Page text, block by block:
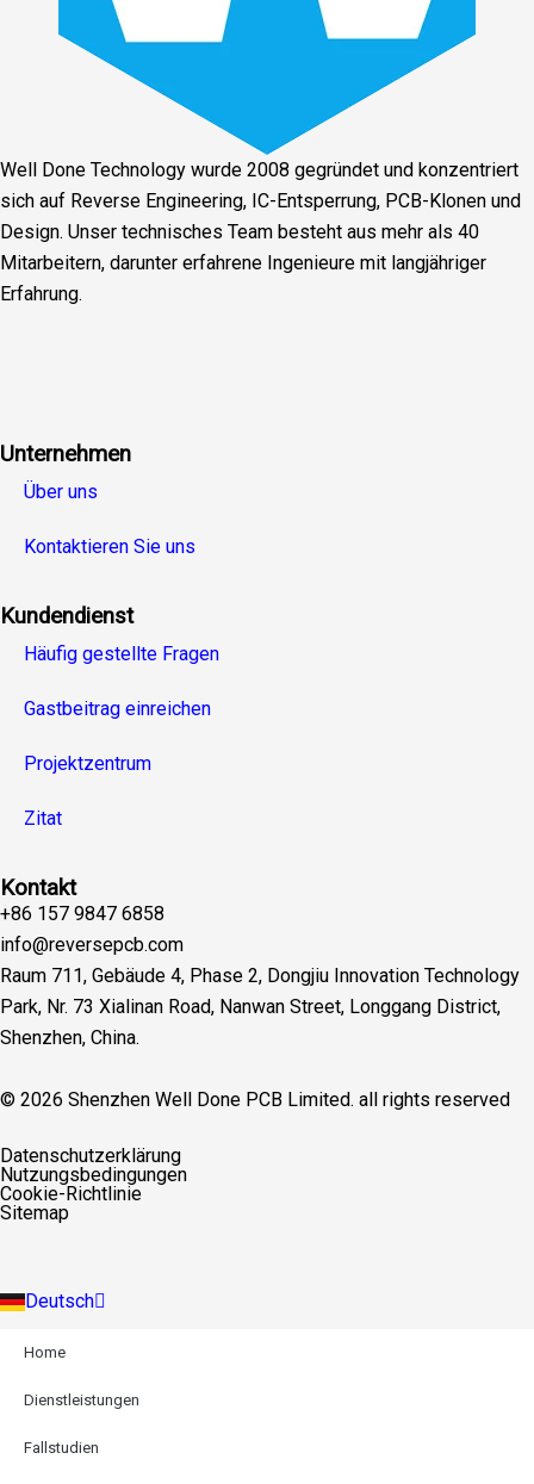
Well Done Technology wurde 2008 gegründet und konzentriert
sich auf Reverse Engineering, IC-Entsperrung, PCB-Klonen und
Design. Unser technisches Team besteht aus mehr als 40
Mitarbeitern, darunter erfahrene Ingenieure mit langjähriger
Erfahrung.
Unternehmen
Über uns
Kontaktieren Sie uns
Kundendienst
Häufig gestellte Fragen
Gastbeitrag einreichen
Projektzentrum
Zitat
Kontakt
+86 157 9847 6858
info@reversepcb.com
Raum 711, Gebäude 4, Phase 2, Dongjiu Innovation Technology
Park, Nr. 73 Xialinan Road, Nanwan Street, Longgang District,
Shenzhen, China.
© 2026 Shenzhen Well Done PCB Limited. all rights reserved
Datenschutzerklärung
Nutzungsbedingungen
Cookie-Richtlinie
Sitemap
Deutsch
Español
Français
Русский
Indonesia
Home
Dienstleistungen
Fallstudien